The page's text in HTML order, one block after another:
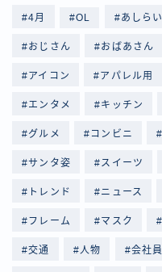
4月 OL あしらい
おじさん おばあさん
アイコン アパレル用
エンタメ キッチン
グルメ コンビニ
サンタ姿 スイーツ
トレンド ニュース
フレーム マスク
交通 人物 会社員